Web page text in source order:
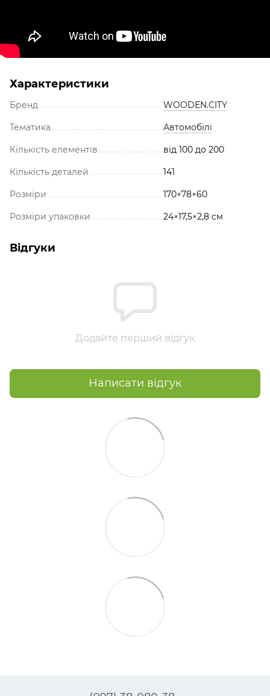
Характеристики
Бренд WOODEN.CITY
Тематика Автомобілі
Кількість елементів від 100 до 200
Кількість деталей 141
Розміри 170×78×60
Розміри упаковки 24×17,5×2,8 см
Відгуки
Додайте перший відгук
Написати відгук